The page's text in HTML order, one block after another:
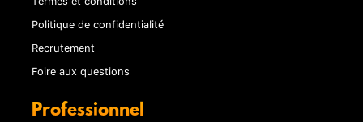
Politique de confidentialité
Recrutement
Foire aux questions
Professionnel